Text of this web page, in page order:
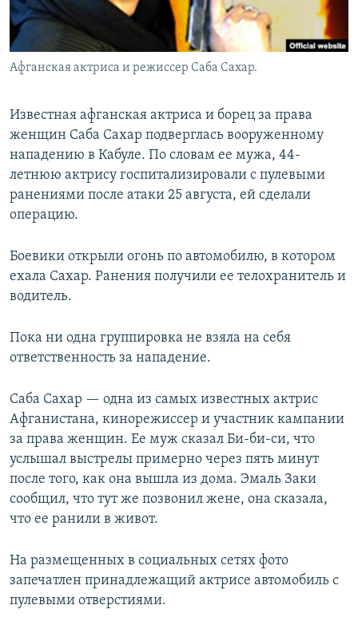
Афганская актриса и режиссер Саба Сахар.
Известная афганская актриса и борец за права
женщин Саба Сахар подверглась вооруженному
нападению в Кабуле. По словам ее мужа, 44-
летнюю актрису госпитализировали с пулевыми
ранениями после атаки 25 августа, ей сделали
операцию.
Боевики открыли огонь по автомобилю, в котором
ехала Сахар. Ранения получили ее телохранитель и
водитель.
Пока ни одна группировка не взяла на себя
ответственность за нападение.
Саба Сахар — одна из самых известных актрис
Афганистана, кинорежиссер и участник кампании
за права женщин. Ее муж сказал Би-би-си, что
услышал выстрелы примерно через пять минут
после того, как она вышла из дома. Эмаль Заки
сообщил, что тут же позвонил жене, она сказала,
что ее ранили в живот.
На размещенных в социальных сетях фото
запечатлен принадлежащий актрисе автомобиль с
пулевыми отверстиями.